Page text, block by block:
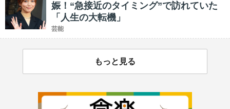
娠！“急接近のタイミング”で訪れていた
「人生の大転機」
芸能
もっと見る